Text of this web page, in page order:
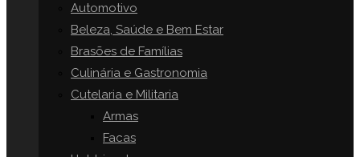
Automotivo
Beleza, Saúde e Bem Estar
Brasões de Famílias
Culinária e Gastronomia
Cutelaria e Militaria
Armas
Facas